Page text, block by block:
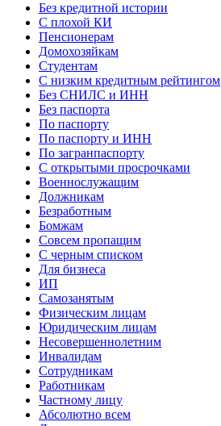
Без кредитной истории
С плохой КИ
Пенсионерам
Домохозяйкам
Студентам
С низким кредитным рейтингом
Без СНИЛС и ИНН
Без паспорта
По паспорту
По паспорту и ИНН
По загранпаспорту
С открытыми просрочками
Военнослужащим
Должникам
Безработным
Бомжам
Совсем пропащим
С черным списком
Для бизнеса
ИП
Самозанятым
Физическим лицам
Юридическим лицам
Несовершеннолетним
Инвалидам
Сотрудникам
Работникам
Частному лицу
Абсолютно всем